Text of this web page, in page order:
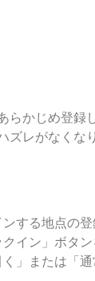
らかじめ登
レがなくな
する地点の登
イン」ボタン
」または「